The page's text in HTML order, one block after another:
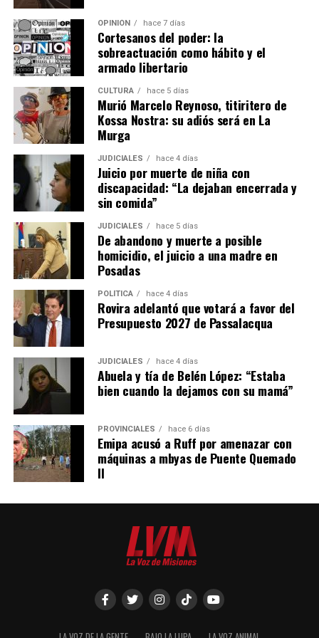
regional, entre ellos “Aquí fue”, dedicado a los lugares
mencionados porHoracio Quiroga, y “Piedras en verde
silencio”, inspirado en la historia y el universo de San
Ignacio Miní.
OPINIÓN hace 7 días
Cortesanos del poder: la
sobreactuación como hábito y el
armado libertario
CULTURA hace 5 días
Murió Marcelo Reynoso, titiritero de
Kossa Nostra: su adiós será en La
Murga
JUDICIALES hace 4 días
Juicio por muerte de niña con
discapacidad: “La dejaban encerrada y
sin comida”
JUDICIALES hace 5 días
De abandono y muerte a posible
homicidio, el juicio a una madre en
Posadas
POLÍTICA hace 4 días
Rovira adelantó que votará a favor del
Presupuesto 2027 de Passalacqua
JUDICIALES hace 4 días
Abuela y tía de Belén López: “Estaba
bien cuando la dejamos con su mamá”
PROVINCIALES hace 6 días
Emipa acusó a Ruff por amenazar con
máquinas a mbyas de Puente Quemado
II